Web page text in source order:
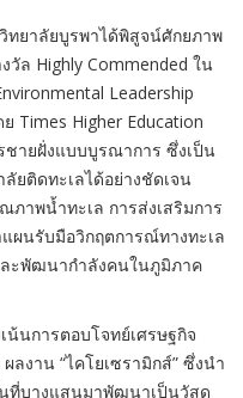
ทยาลัยบูรพาได้พิสูจน์ศักยภาพ
วัล Highly Commended ใน
Leadership
Times Higher Education
ชายฝั่งแบบบูรณาการ ซึ่งเป็น
ยติดทะเลได้อย่างชัดเจน
ภาพน้ำทะเล การส่งเสริมการ
ผนรับมือวิกฤตการณ์ทางทะเล
ะพัฒนากำลังคนในภูมิภาค
นการตอบโจทย์เศรษฐกิจ
งาน “ไคโยเซรามิกส์” ซึ่งนำ
ที่บางแสนมาพัฒนาเป็นวัสดุ